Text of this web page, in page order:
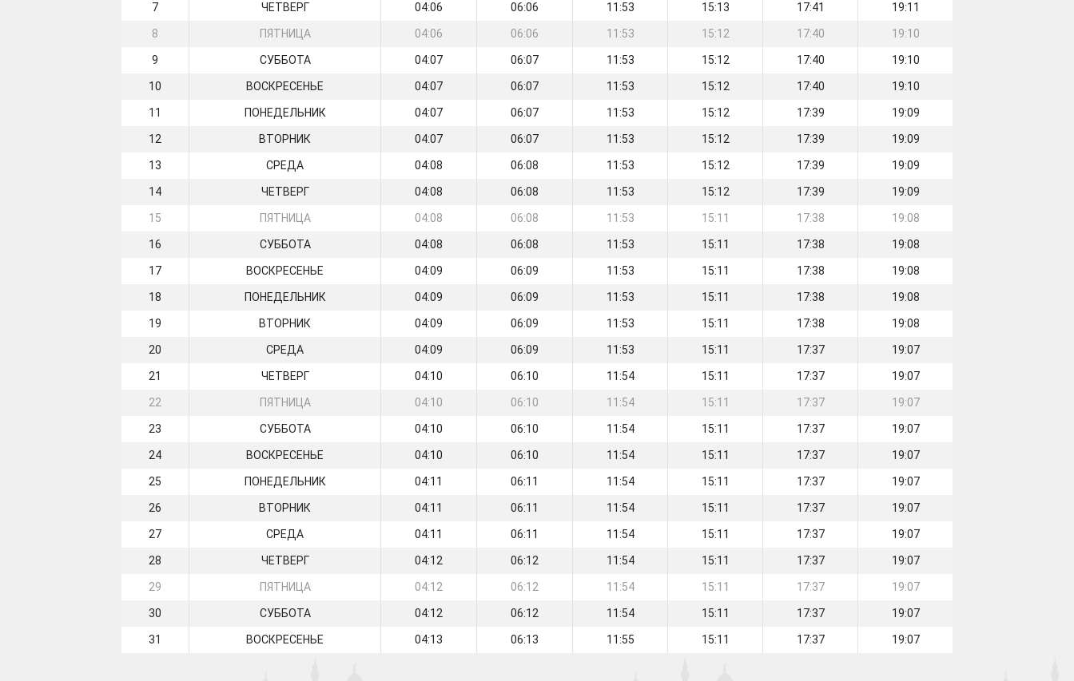
7 ЧЕТВЕРГ 04:06 06:06 11:53 15:13 17:41 19:11
8 ПЯТНИЦА 04:06 06:06 11:53 15:12 17:40 19:10
9 СУББОТА 04:07 06:07 11:53 15:12 17:40 19:10
10 ВОСКРЕСЕНЬЕ 04:07 06:07 11:53 15:12 17:40 19:10
11 ПОНЕДЕЛЬНИК 04:07 06:07 11:53 15:12 17:39 19:09
12 ВТОРНИК 04:07 06:07 11:53 15:12 17:39 19:09
13 СРЕДА 04:08 06:08 11:53 15:12 17:39 19:09
14 ЧЕТВЕРГ 04:08 06:08 11:53 15:12 17:39 19:09
15 ПЯТНИЦА 04:08 06:08 11:53 15:11 17:38 19:08
16 СУББОТА 04:08 06:08 11:53 15:11 17:38 19:08
17 ВОСКРЕСЕНЬЕ 04:09 06:09 11:53 15:11 17:38 19:08
18 ПОНЕДЕЛЬНИК 04:09 06:09 11:53 15:11 17:38 19:08
19 ВТОРНИК 04:09 06:09 11:53 15:11 17:38 19:08
20 СРЕДА 04:09 06:09 11:53 15:11 17:37 19:07
21 ЧЕТВЕРГ 04:10 06:10 11:54 15:11 17:37 19:07
22 ПЯТНИЦА 04:10 06:10 11:54 15:11 17:37 19:07
23 СУББОТА 04:10 06:10 11:54 15:11 17:37 19:07
24 ВОСКРЕСЕНЬЕ 04:10 06:10 11:54 15:11 17:37 19:07
25 ПОНЕДЕЛЬНИК 04:11 06:11 11:54 15:11 17:37 19:07
26 ВТОРНИК 04:11 06:11 11:54 15:11 17:37 19:07
27 СРЕДА 04:11 06:11 11:54 15:11 17:37 19:07
28 ЧЕТВЕРГ 04:12 06:12 11:54 15:11 17:37 19:07
29 ПЯТНИЦА 04:12 06:12 11:54 15:11 17:37 19:07
30 СУББОТА 04:12 06:12 11:54 15:11 17:37 19:07
31 ВОСКРЕСЕНЬЕ 04:13 06:13 11:55 15:11 17:37 19:07